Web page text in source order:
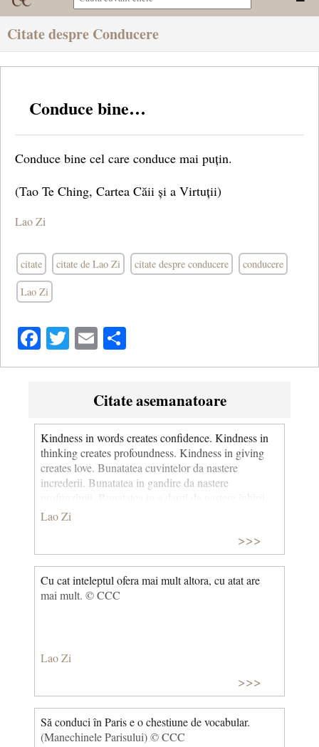
Citate despre Conducere
Conduce bine…
Conduce bine cel care conduce mai puțin.
(Tao Te Ching, Cartea Căii și a Virtuții)
Lao Zi
citate citate de Lao Zi citate despre conducere conducere
Lao Zi
Facebook
Twitter
Email
Citate asemanatoare
Kindness in words creates confidence. Kindness in
thinking creates profoundness. Kindness in giving
creates love. Bunatatea cuvintelor da nastere
increderii. Bunatatea in gandire da nastere
profunzimii. Bunatatea in a darui da nastere iubirii.
Lao Zi
Lao Zi
>>>
Cu cat inteleptul ofera mai mult altora, cu atat are
mai mult. © CCC
Lao Zi
>>>
Să conduci în Paris e o chestiune de vocabular.
(Manechinele Parisului) © CCC